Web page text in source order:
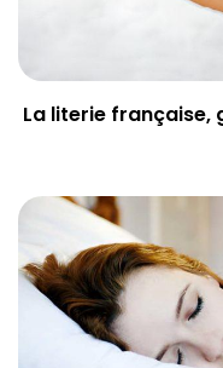
La literie française,